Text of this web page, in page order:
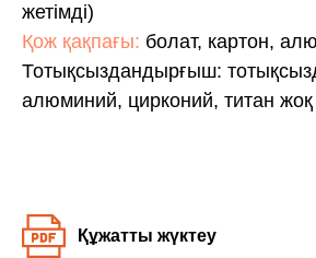
жетімді)
Қож қақпағы: болат, картон,
Тотықсыздандырғыш:
алюминий, цирконий, титан жоқ
Құжатты жүктеу